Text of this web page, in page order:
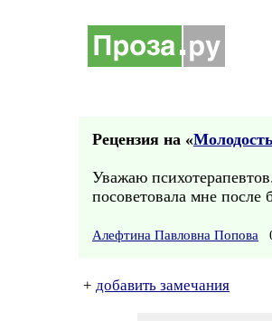
Рецензия на «
Уважаю
посоветовала мне
Алефтина Павловна Попова
+ добавить замечания